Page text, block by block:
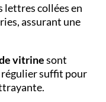
lettres collées en
assurant une
vitrinesont
suffit pour